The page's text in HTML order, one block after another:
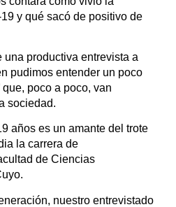
y qué sacó de positivo de
una productiva entrevista a
pudimos entender un poco
que, poco a poco, van
sociedad.
años es un amante del trote
la carrera de
de Ciencias
nuestro entrevistado